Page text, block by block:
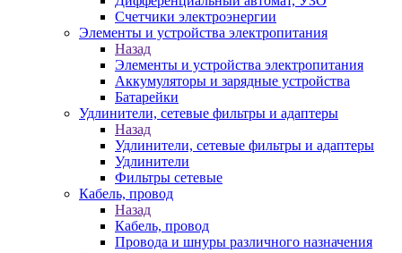
Счетчики электроэнергии
Элементы и устройства электропитания
Назад
Элементы и устройства электропитания
Аккумуляторы и зарядные устройства
Батарейки
Удлинители, сетевые фильтры и адаптеры
Назад
Удлинители, сетевые фильтры и адаптеры
Удлинители
Фильтры сетевые
Кабель, провод
Назад
Кабель, провод
Провода и шнуры различного назначения